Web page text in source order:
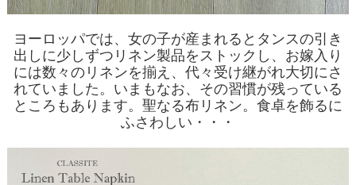
ヨーロッパでは、女の子が産まれるとタンスの引き
出しに少しずつリネン製品をストックし、お嫁入り
には数々のリネンを揃え、代々受け継がれ大切にさ
れていました。いまもなお、その習慣が残っている
ところもあります。聖なる布リネン。食卓を飾るに
ふさわしい・・・